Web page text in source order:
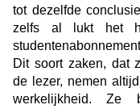
tot dezelfde
zelfs al lukt het
Dit soort zaken, dat
de lezer, nemen
werkelijkheid. Ze